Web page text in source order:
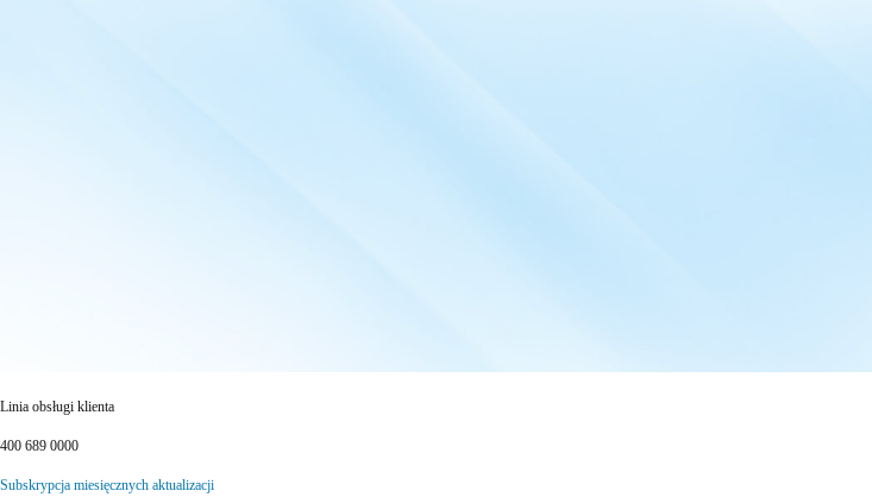
Linia obsługi klienta
400 689 0000
Subskrypcja miesięcznych aktualizacji